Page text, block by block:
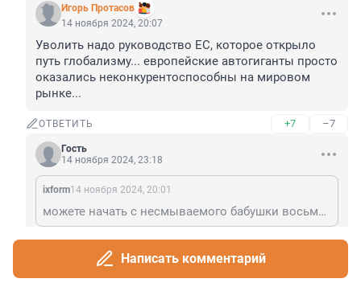
Игорь Протасов
14 ноября 2024, 20:07
Уволить надо руководство ЕС, которое открыло
путь глобализму... европейские автогиганты просто
оказались неконкурентоспособны на мировом
рынке...
ОТВЕТИТЬ +7 –7
Гость
14 ноября 2024, 23:18
ixform14 ноября 2024, 20:01
можете начать с несмываемого бабушки восьмидесьтипроцентноподдерживаемого убергеостратега
Ай, то есть не немцы в лужу сели, а им помогли?
Какая прелесть!Написать комментарий